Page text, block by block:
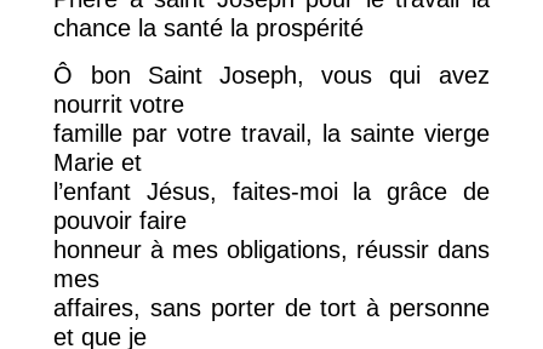
chance la santé la prospérité
Ô bon Saint Joseph, vous qui avez
nourrit votre
famille par votre travail, la sainte vierge
Marie et
l’enfant Jésus, faites-moi la grâce de
pouvoir faire
honneur à mes obligations, réussir dans
mes
affaires, sans porter de tort à personne
et que je